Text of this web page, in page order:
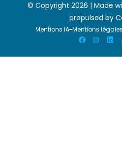
© Copyright 2026 | Made
propulsed by
Mentions IA Mentions légales